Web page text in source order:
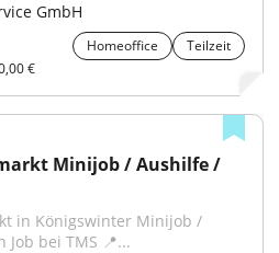
GmbH
Homeoffice
Teilzeit
€
Minijob / Aushilfe /
in Königswinter Minijob /
bei TMS 📍...